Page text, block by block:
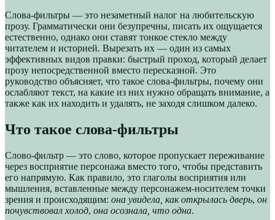
Слова-фильтры — это незаметный налог на любительскую
прозу. Грамматически они безупречны, писать их ощущается
естественно, однако они ставят тонкое стекло между
читателем и историей. Вырезать их — один из самых
эффективных видов правки: быстрый проход, который делает
прозу непосредственной вместо пересказной. Это
руководство объясняет, что такое слова-фильтры, почему они
ослабляют текст, на какие из них нужно обращать внимание, а
также как их находить и удалять, не заходя слишком далеко.
Что такое слова-фильтры
Слово-фильтр — это слово, которое пропускает переживание
через восприятие персонажа вместо того, чтобы представить
его напрямую. Как правило, это глаголы восприятия или
мышления, вставленные между персонажем-носителем точки
зрения и происходящим: она увидела, как открылась дверь, он
почувствовал холод, она осознала, что одна.